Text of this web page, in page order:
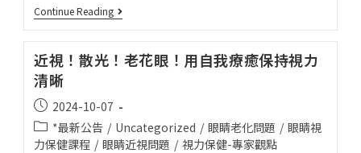
Continue Reading
近視！散光！老花眼！用自我療癒保持視力
清晰
2024-10-07
*最新公告 / Uncategorized / 眼睛老化問題 / 眼睛視
力保健課程 / 眼睛近視問題 / 視力保健-專家觀點